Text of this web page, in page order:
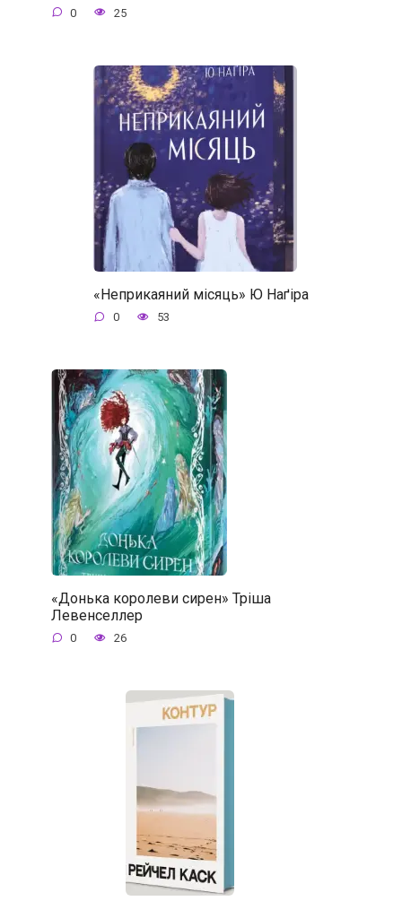
0 25
«Неприкаяний місяць» Ю Наґіра
0 53
«Донька королеви сирен» Тріша
Левенселлер
0 26